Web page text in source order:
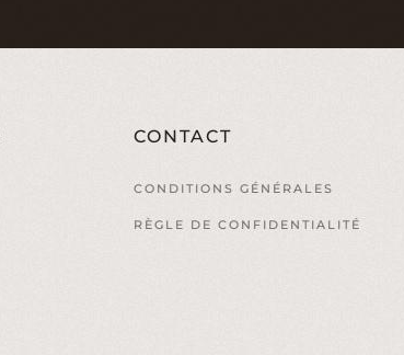
CONTACT
CONDITIONS GÉNÉRALES
RÈGLE DE CONFIDENTIALITÉ